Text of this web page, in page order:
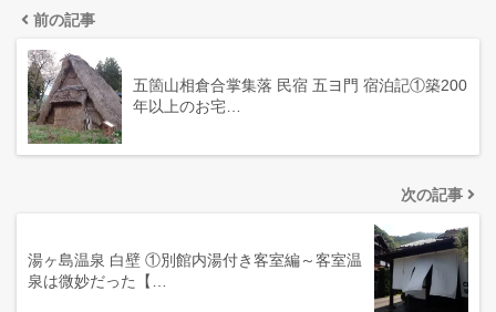
前の記事
五箇山相倉合掌集落 民宿 五ヨ門 宿泊記①築200
年以上のお宅…
次の記事
湯ヶ島温泉 白壁 ①別館内湯付き客室編～客室温
泉は微妙だった【…